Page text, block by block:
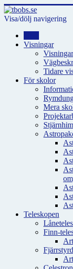
Visa/dölj navigering
Visningar
Tidare
För skolor
Mera
Teleskopen
Finn-